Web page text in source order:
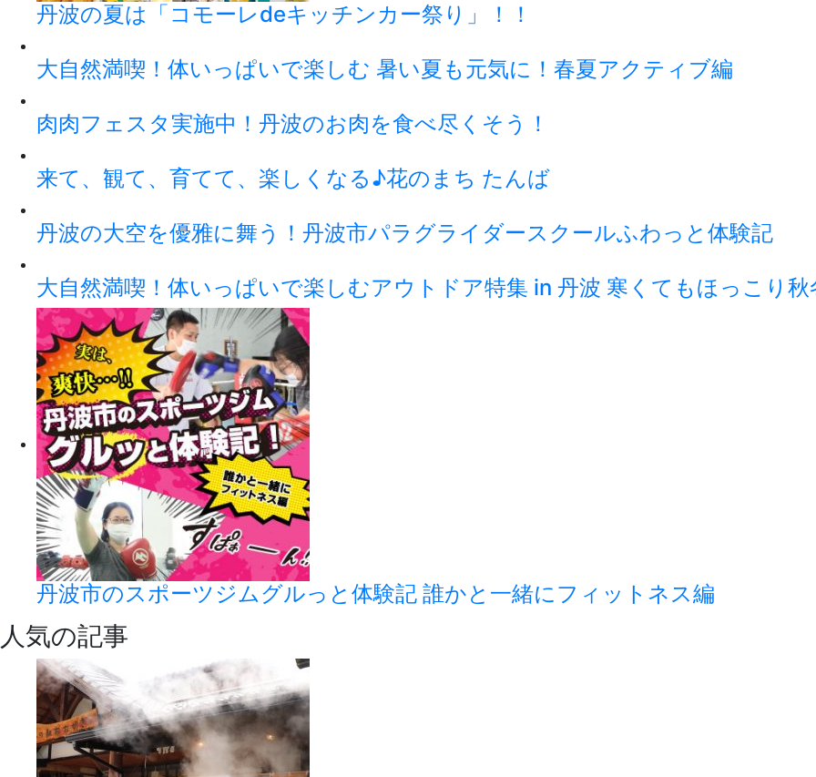
丹波の夏は「コモーレdeキッチンカー祭り」！！
大自然満喫！体いっぱいで楽しむ 暑い夏も元気に！春夏アクティブ編
肉肉フェスタ実施中！丹波のお肉を食べ尽くそう！
来て、観て、育てて、楽しくなる♪花のまち たんば
丹波の大空を優雅に舞う！丹波市パラグライダースクールふわっと体験記
大自然満喫！体いっぱいで楽しむアウトドア特集 in 丹波 寒くてもほっこり秋
丹波市のスポーツジムグルっと体験記 誰かと一緒にフィットネス編
人気の記事